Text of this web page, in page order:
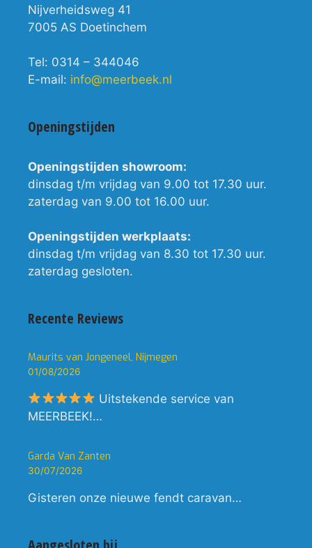
Nijverheidsweg 41
7005 AS Doetinchem
Tel: 0314 – 344046
E-mail: info@meerbeek.nl
Openingstijden
Openingstijden showroom:
dinsdag t/m vrijdag van 9.00 tot 17.30 uur.
zaterdag van 9.00 tot 16.00 uur.
Openingstijden werkplaats:
dinsdag t/m vrijdag van 8.30 tot 17.30 uur.
zaterdag gesloten.
Recente Reviews
Maurits van Jongeneel, Nijmegen
01/08/2026
Uitstekende service van
MEERBEEK!…
Garda Van Zanten
30/07/2026
Gisteren onze nieuwe fendt caravan…